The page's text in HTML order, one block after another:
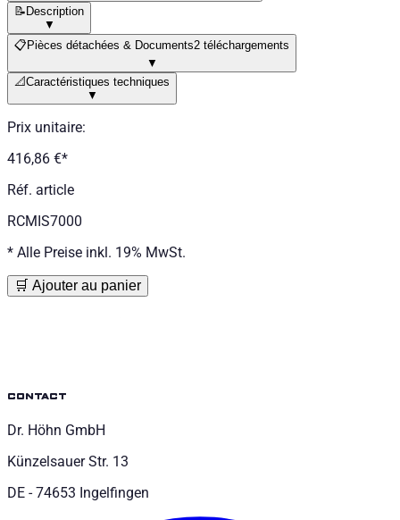
📝Description
▼
📋Pièces détachées & Documents2 téléchargements
▼
📐Caractéristiques techniques
▼
Prix unitaire:
416,86 €*
Réf. article
RCMIS7000
* Alle Preise inkl. 19% MwSt.
🛒 Ajouter au panier
contact
Dr. Höhn GmbH
Künzelsauer Str. 13
DE - 74653 Ingelfingen